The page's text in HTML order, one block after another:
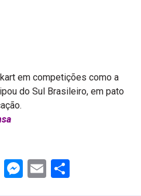
em competições como a
do Sul Brasileiro, em pato
LinkedIn
Messenger
Email